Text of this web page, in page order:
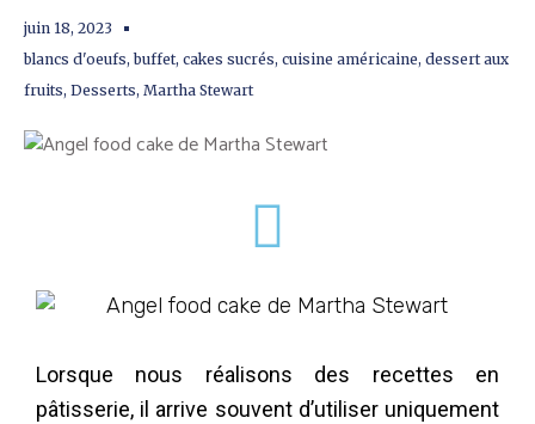
juin 18, 2023
blancs d'oeufs,buffet, cakes sucrés, cuisine américaine, dessert aux
fruits, Desserts, Martha Stewart
Lorsque nous réalisons des recettes en
pâtisserie, il arrive souvent d’utiliser uniquement